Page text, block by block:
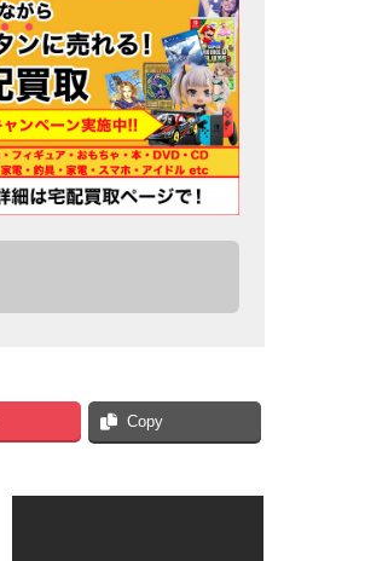
Copy